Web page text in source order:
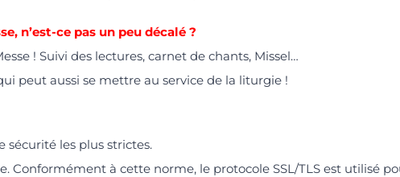
n’est-ce pas un peu décalé ?
! Suivi des lectures, carnet de chants, Missel…
peut aussi se mettre au service de la liturgie !
sécurité les plus strictes.
Conformément à cette norme, le protocole SSL/TLS est utilisé